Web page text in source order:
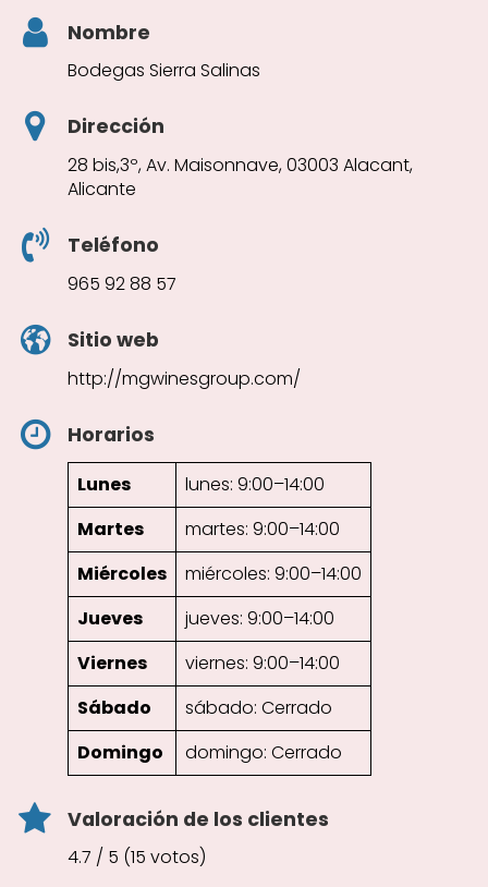
Nombre
Bodegas Sierra Salinas
Dirección
28 bis,3º, Av. Maisonnave, 03003 Alacant,
Alicante
Teléfono
965 92 88 57
Sitio web
http://mgwinesgroup.com/
Horarios
Lunes
lunes: 9:00–14:00
Martes
martes: 9:00–14:00
Miércoles
miércoles: 9:00–14:00
Jueves
jueves: 9:00–14:00
Viernes
viernes: 9:00–14:00
Sábado
sábado: Cerrado
Domingo
domingo: Cerrado
Valoración de los clientes
4.7 / 5 (15 votos)